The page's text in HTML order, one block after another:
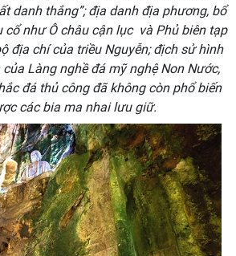
danh thắng”; địa danh địa phương, bổ
cổ như Ô châu cận lục và Phủ biên tạp
địa chí của triều Nguyễn; địch sử hình
Làng nghề đá mỹ nghệ Non Nước,
đá thủ công đã không còn phổ biến
các bia ma nhai lưu giữ.